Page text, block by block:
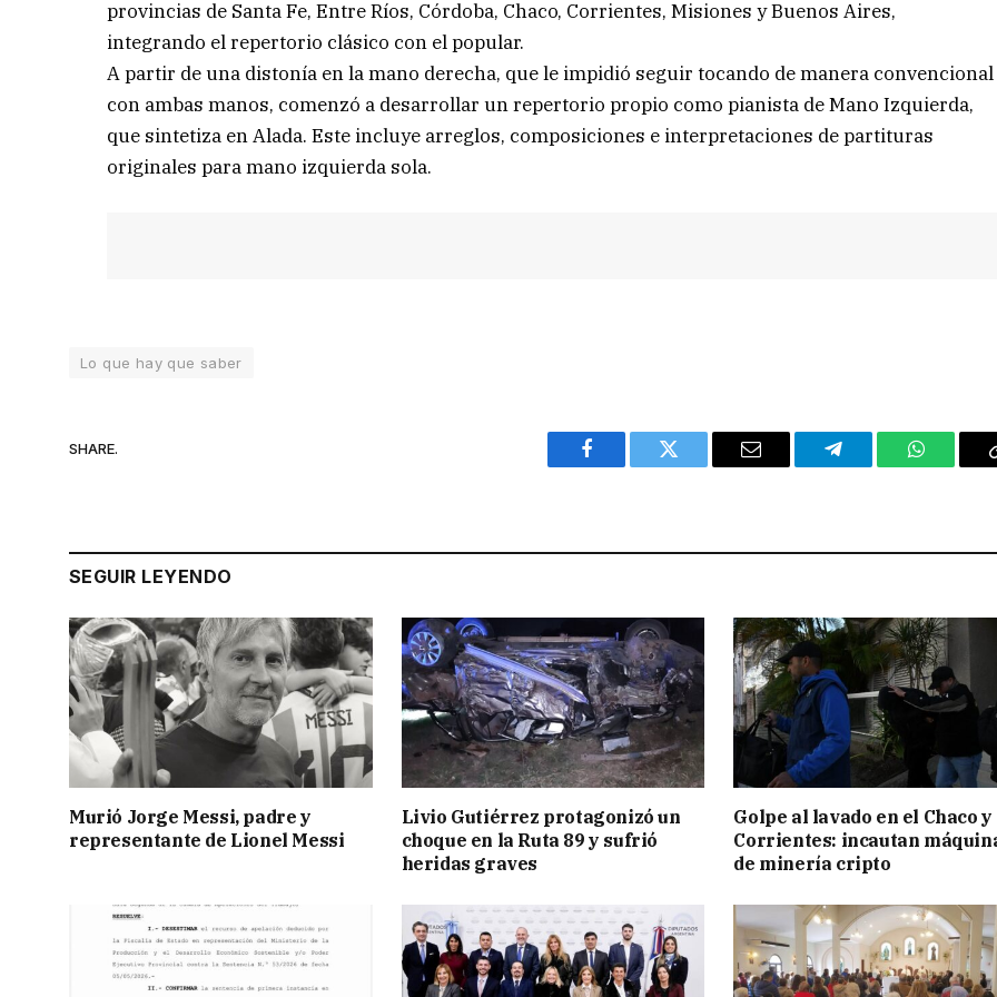
provincias de Santa Fe, Entre Ríos, Córdoba, Chaco, Corrientes, Misiones y Buenos Aires,
integrando el repertorio clásico con el popular.
A partir de una distonía en la mano derecha, que le impidió seguir tocando de manera convencional
con ambas manos, comenzó a desarrollar un repertorio propio como pianista de Mano Izquierda,
que sintetiza en Alada. Este incluye arreglos, composiciones e interpretaciones de partituras
originales para mano izquierda sola.
Lo que hay que saber
SHARE.
Facebook Twitter Email Telegram
SEGUIR LEYENDO
Murió Jorge Messi, padre y
representante de Lionel Messi
Livio Gutiérrez protagonizó un
choque en la Ruta 89 y sufrió
heridas graves
Golpe al lavado en el Chaco y
Corrientes: incautan
de minería cripto